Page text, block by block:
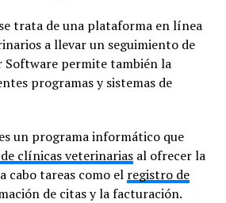
se trata de una plataforma en línea
a llevar un seguimiento de
Software permite también la
programas y sistemas de
es un programa informático que
clínicas veterinarias al ofrecer la
cabo tareas como el registro de
de citas y la facturación.